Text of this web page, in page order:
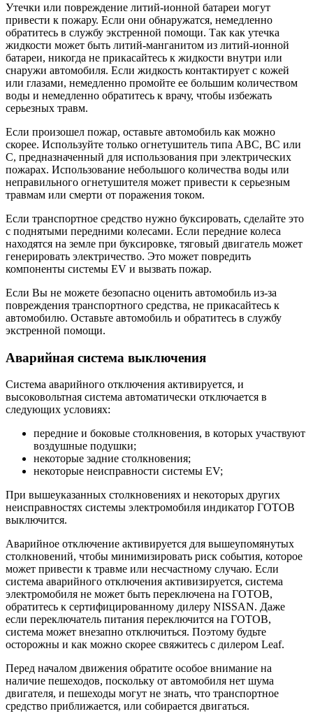
Утечки или повреждение литий-ионной батареи могут
привести к пожару. Если они обнаружатся, немедленно
обратитесь в службу экстренной помощи. Так как утечка
жидкости может быть литий-манганитом из литий-ионной
батареи, никогда не прикасайтесь к жидкости внутри или
снаружи автомобиля. Если жидкость контактирует с кожей
или глазами, немедленно промойте ее большим количеством
воды и немедленно обратитесь к врачу, чтобы избежать
серьезных травм.
Если произошел пожар, оставьте автомобиль как можно
скорее. Используйте только огнетушитель типа ABC, BC или
C, предназначенный для использования при электрических
пожарах. Использование небольшого количества воды или
неправильного огнетушителя может привести к серьезным
травмам или смерти от поражения током.
Если транспортное средство нужно буксировать, сделайте это
с поднятыми передними колесами. Если передние колеса
находятся на земле при буксировке, тяговый двигатель может
генерировать электричество. Это может повредить
компоненты системы EV и вызвать пожар.
Если Вы не можете безопасно оценить автомобиль из-за
повреждения транспортного средства, не прикасайтесь к
автомобилю. Оставьте автомобиль и обратитесь в службу
экстренной помощи.
Аварийная система выключения
Система аварийного отключения активируется, и
высоковольтная система автоматически отключается в
следующих условиях:
передние и боковые столкновения, в которых участвуют
воздушные подушки;
некоторые задние столкновения;
некоторые неисправности системы EV;
При вышеуказанных столкновениях и некоторых других
неисправностях системы электромобиля индикатор ГОТОВ
выключится.
Аварийное отключение активируется для вышеупомянутых
столкновений, чтобы минимизировать риск события, которое
может привести к травме или несчастному случаю. Если
система аварийного отключения активизируется, система
электромобиля не может быть переключена на ГОТОВ,
обратитесь к сертифицированному дилеру NISSAN. Даже
если переключатель питания переключится на ГОТОВ,
система может внезапно отключиться. Поэтому будьте
осторожны и как можно скорее свяжитесь с дилером Leaf.
Перед началом движения обратите особое внимание на
наличие пешеходов, поскольку от автомобиля нет шума
двигателя, и пешеходы могут не знать, что транспортное
средство приближается, или собирается двигаться.